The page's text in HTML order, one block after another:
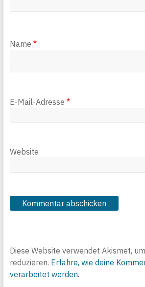
Name *
E-Mail-Adresse *
Website
Diese Website verwendet Akismet,
reduzieren. Erfahre, wie deine
verarbeitet werden.